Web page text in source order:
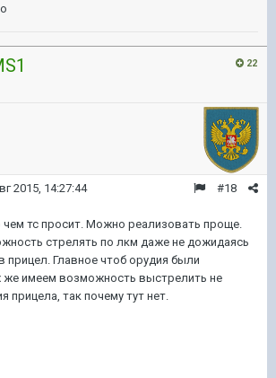
22
#18
2015, 14:27:44
тс просит. Можно реализовать проще.
стрелять по лкм даже не дожидаясь
прицел. Главное чтоб орудия были
же имеем возможность выстрелить не
прицела, так почему тут нет.